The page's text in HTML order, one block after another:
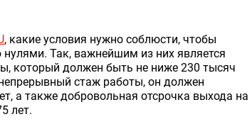
, какие условия нужно соблюсти, чтобы
Так, важнейшим из них является
который должен быть не ниже 230 тысяч
стаж работы, он должен
а также добровольная отсрочка выхода на
лет.